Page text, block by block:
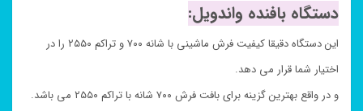
دستگاه بافنده واندویل:
این دستگاه دقیقا کیفیت فرش ماشینی با شانه ۷۰۰ و تراکم ۲۵۵۰ را در
اختیار شما قرار می دهد.
و در واقع بهترین گزینه برای بافت فرش ۷۰۰ شانه با تراکم ۲۵۵۰ می باشد.